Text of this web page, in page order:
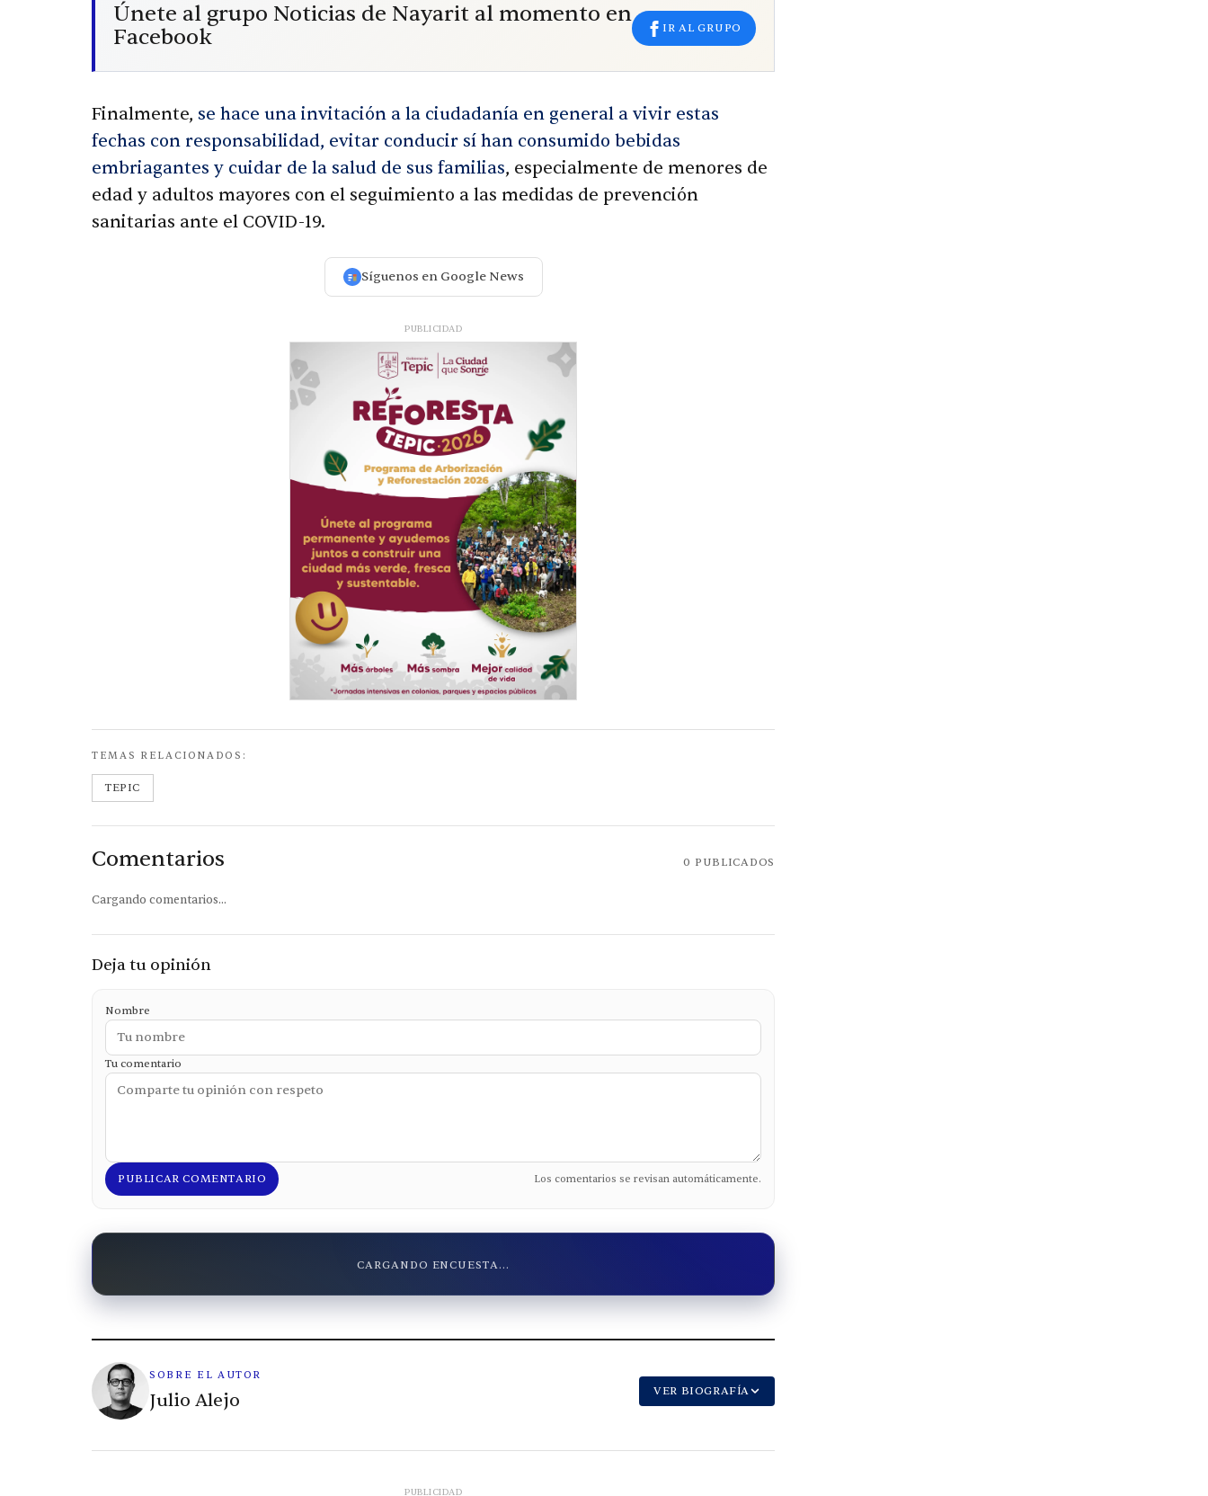
Únete al grupo Noticias de Nayarit al momento en
Facebook
IR AL GRUPO
Finalmente, se hace una invitación a la ciudadanía en general a vivir estas
fechas con responsabilidad, evitar conducir sí han consumido bebidas
embriagantes y cuidar de la salud de sus familias, especialmente de menores de
edad y adultos mayores con el seguimiento a las medidas de prevención
sanitarias ante el COVID-19.
Síguenos en Google News
PUBLICIDAD
TEMAS RELACIONADOS:
TEPIC
Comentarios 0 PUBLICADOS
Cargando comentarios...
Deja tu opinión
Nombre
Tu comentario
PUBLICAR COMENTARIO Los comentarios se revisan automáticamente.
CARGANDO ENCUESTA...
SOBRE EL AUTOR
Julio Alejo VER BIOGRAFÍA
PUBLICIDAD